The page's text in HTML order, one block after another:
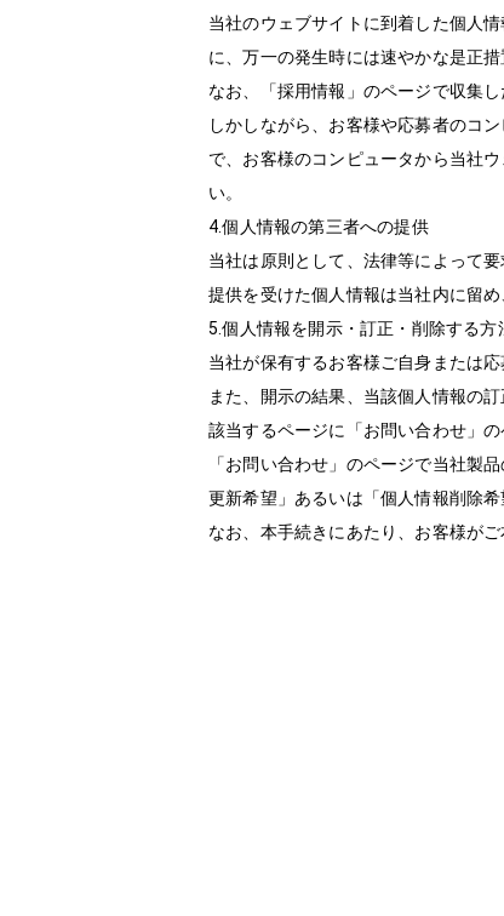
当社のウェブサイトに到着した個人
に、万一の発生時には速やかな是正措
なお、「採用情報」のページで収集
しかしながら、お客様や応募者のコ
で、お客様のコンピュータから当社
い。
4.個人情報の第三者への提供
当社は原則として、法律等によって
提供を受けた個人情報は当社内に留
5.個人情報を開示・訂正・削除する方
当社が保有するお客様ご自身または
また、開示の結果、当該個人情報の
該当するページに「お問い合わせ」の
「お問い合わせ」のページで当社製
更新希望」あるいは「個人情報削除
なお、本手続きにあたり、お客様が